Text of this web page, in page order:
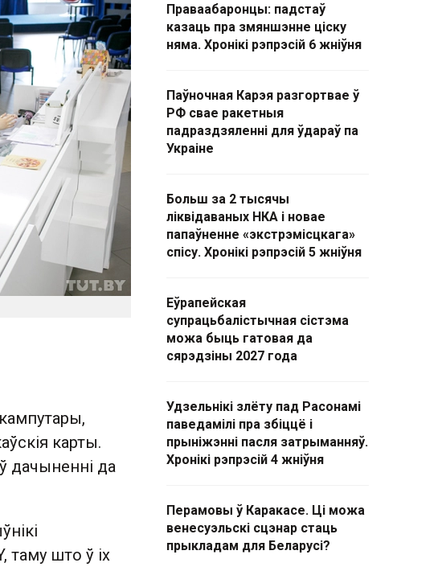
карты.
дачыненні да
таму што ў іх
Праваабаронцы: падстаў
казаць пра змяншэнне ціску
няма. Хронікі рэпрэсій 6 жніўня
Паўночная Карэя разгортвае ў
РФ свае ракетныя
падраздзяленні для ўдараў па
Украіне
Больш за 2 тысячы
ліквідаваных НКА і новае
папаўненне «экстрэмісцкага»
спісу. Хронікі рэпрэсій 5 жніўня
Еўрапейская
супрацьбалістычная сістэма
можа быць гатовая да
сярэдзіны 2027 года
Удзельнікі злёту пад Расонамі
паведамілі пра збіццё і
прыніжэнні пасля затрыманняў.
Хронікі рэпрэсій 4 жніўня
Перамовы ў Каракасе. Ці можа
венесуэльскі сцэнар стаць
прыкладам для Беларусі?